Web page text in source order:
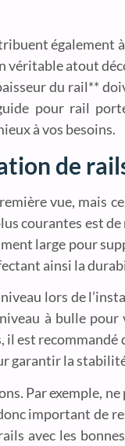
également à
atout
du rail**
pour rail
à vos besoins.
de
vue, mais
courantes est
large pour
ainsi la
lors de
à bulle
est recommandé
garantir la
Par exemple,
important de
avec les